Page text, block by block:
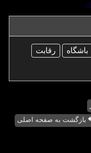
باشگاه
رقابت
بازگشت به صفحه اصلی